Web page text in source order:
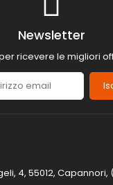
Newsletter
ricevere le migliori
4, 55012, Capannori,